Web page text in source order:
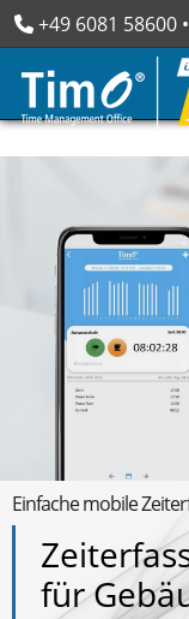
+49 6081 58600
Einfache mobile
für